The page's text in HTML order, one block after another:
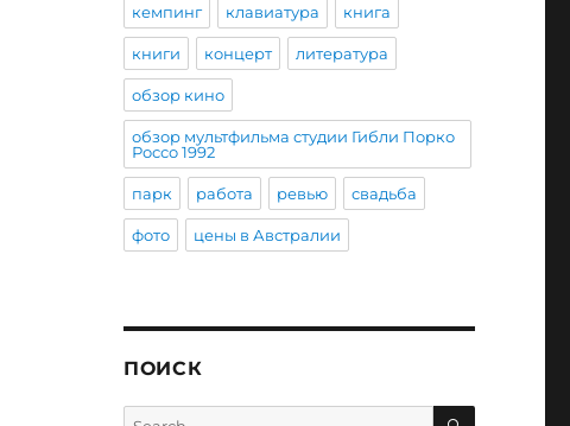
кемпинг клавиатура книга
книги концерт литература
обзор кино
обзор мультфильма студии Гибли Порко
Россо 1992
парк работа ревью свадьба
фото цены в Австралии
ПОИСК
Search SEARCH